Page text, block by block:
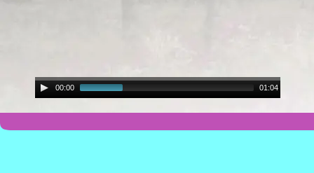
00:00 01:04